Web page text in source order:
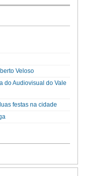
Veloso
do Audiovisual do Vale
festas na cidade